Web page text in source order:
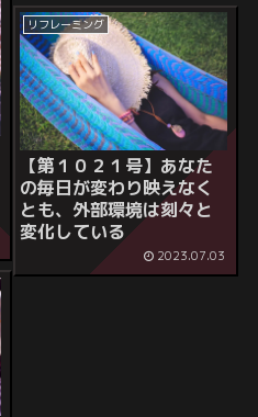
リフレーミング
【第１０２１号】あなた
の毎日が変わり映えなく
とも、外部環境は刻々と
変化している
2023.07.03